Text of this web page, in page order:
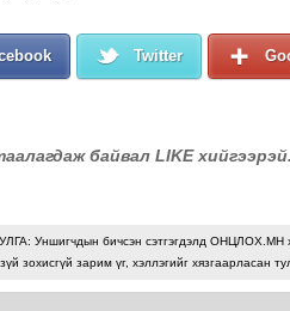
Twitter
байвал LIKE
Уншигчдын бичсэн сэтгэгдэлд
зохисгүй зарим үг, хэллэгийг хязгаарласан